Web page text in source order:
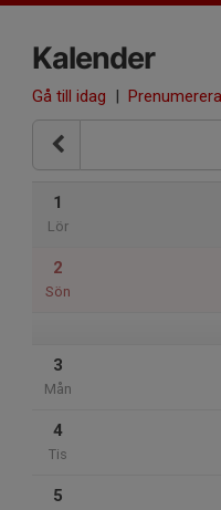
Kalender
Gå till idag | Prenumerera
1
Lör
2
Sön
3
Mån
4
Tis
5